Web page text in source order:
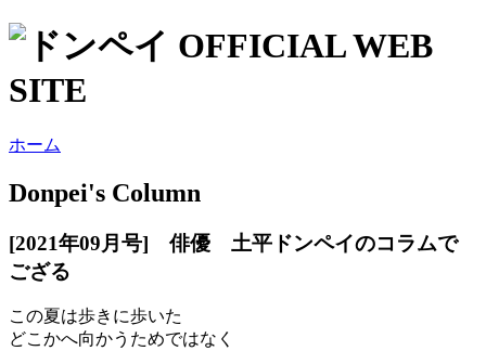
ホーム
Donpei's Column
[2021年09月号] 俳優 土平ドンペイのコラムで
ござる
この夏は歩きに歩いた
どこかへ向かうためではなく